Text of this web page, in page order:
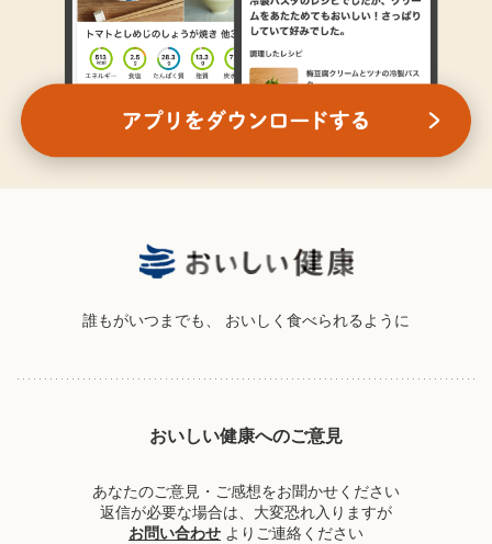
誰もがいつまでも、 おいしく食べられるように
おいしい健康へのご意見
あなたのご意見・ご感想をお聞かせください
返信が必要な場合は、大変恐れ入りますが
お問い合わせ よりご連絡ください